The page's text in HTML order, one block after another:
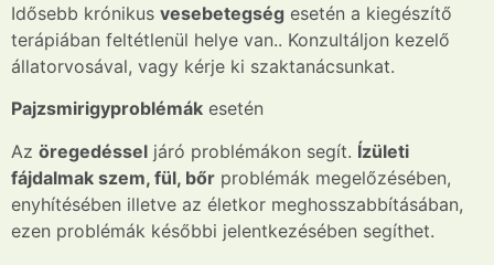
Idősebb krónikus vesebetegség esetén a kiegészítő
terápiában feltétlenül helye van.. Konzultáljon kezelő
állatorvosával, vagy kérje ki szaktanácsunkat.
Pajzsmirigyproblémák esetén
Az öregedéssel járó problémákon segít. Ízületi
fájdalmak szem, fül, bőr problémák megelőzésében,
enyhítésében illetve az életkor meghosszabbításában,
ezen problémák későbbi jelentkezésében segíthet.